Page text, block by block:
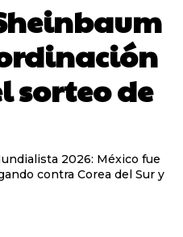
sorteo de
2026: México fue
contra Corea del Sur y